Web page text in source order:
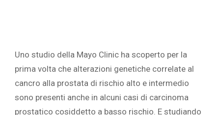
Uno studio della Mayo Clinic ha scoperto per la
prima volta che alterazioni genetiche correlate al
cancro alla prostata di rischio alto e intermedio
sono presenti anche in alcuni casi di carcinoma
prostatico cosiddetto a basso rischio. E studiando